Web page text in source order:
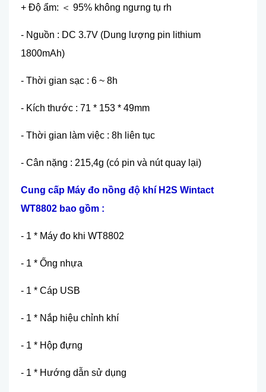
+ Độ ẩm: ＜ 95% không ngưng tụ rh
- Nguồn : DC 3.7V (Dung lượng pin lithium
1800mAh)
- Thời gian sạc : 6 ~ 8h
- Kích thước : 71 * 153 * 49mm
- Thời gian làm việc : 8h liên tục
- Cân nặng : 215,4g (có pin và nút quay l ại)
Cung cấp Máy đo nồng độ khí H2S Wintact
WT8802 bao gồm :
- 1 * Máy đo khi WT8802
- 1 * Ống nhựa
- 1 * Cáp USB
- 1 * Nắp hiệu chỉnh khí
- 1 * Hộp đựng
- 1 * H ướng dẫn sử dụng